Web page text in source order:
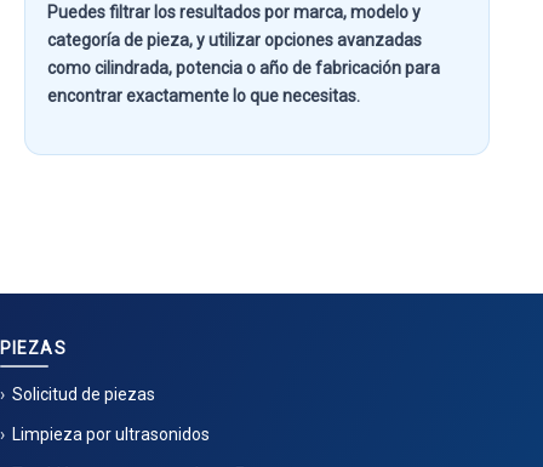
Puedes filtrar los resultados pormarca, modelo y
categoría de pieza, y utilizar opciones avanzadas
comocilindrada, potencia o año de fabricaciónpara
encontrar exactamente lo que necesitas.
PIEZAS
Solicitud de piezas
Limpieza por ultrasonidos